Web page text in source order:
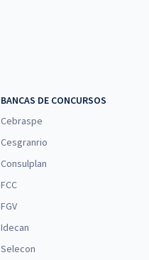
BANCAS DE CONCURSOS
Cebraspe
Cesgranrio
Consulplan
FCC
FGV
Idecan
Selecon